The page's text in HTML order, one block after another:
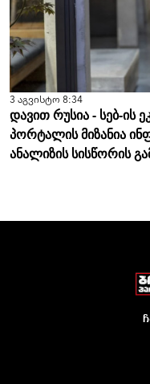
3 აგვისტო 8:34
დავით რუსია - სებ-ის
პორტალის მიზანია
ანალიზის სისწორის